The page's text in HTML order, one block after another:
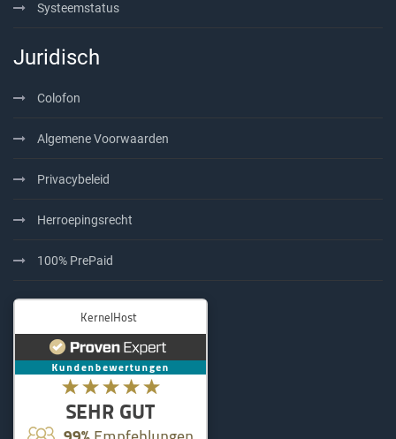
Systeemstatus
Juridisch
Colofon
Algemene Voorwaarden
Privacybeleid
Herroepingsrecht
100% PrePaid